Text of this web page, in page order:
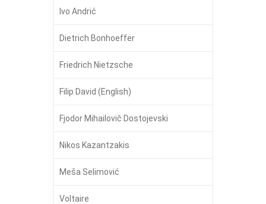
Ivo Andrić
Dietrich Bonhoeffer
Friedrich Nietzsche
Filip David (English)
Fjodor Mihailovič Dostojevski
Nikos Kazantzakis
Meša Selimović
Voltaire